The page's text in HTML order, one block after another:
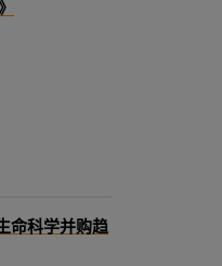
命科学并购趋